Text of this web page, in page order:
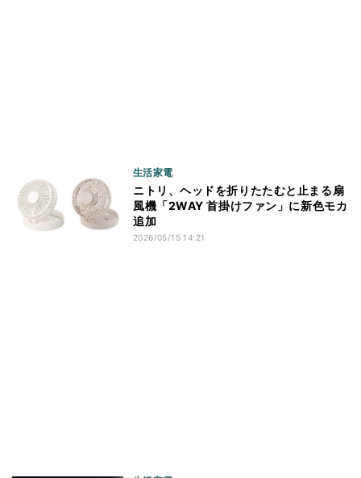
生活家電
ニトリ、ヘッドを折りたたむと止まる扇
風機「2WAY 首掛けファン」に新色モカ
追加
2026/05/15 14:21